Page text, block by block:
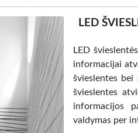
LED
LED
informacijai
švieslentes bei
švieslentes
informacijos
valdymas per